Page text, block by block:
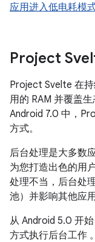
应用进入低电耗模
Project
Project Svelte 在
用的 RAM 并覆盖
Android 7.0 中，
方式。
后台处理是大多数
为您打造出色的用
处理不当，后台处
池）并影响其他应
从 Android 5.0 开始
方式执行后台工作